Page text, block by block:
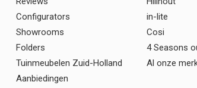
Configurators
Showrooms
Folders
Tuinmeubelen Zuid-Holland
Aanbiedingen
in-lite
Cosi
4 Seasons
Al onze